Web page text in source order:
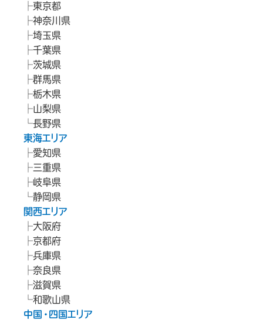
東京都
神奈川県
埼玉県
千葉県
茨城県
群馬県
栃木県
山梨県
長野県
東海エリア
愛知県
三重県
岐阜県
静岡県
関西エリア
大阪府
京都府
兵庫県
奈良県
滋賀県
和歌山県
中国・四国エリア